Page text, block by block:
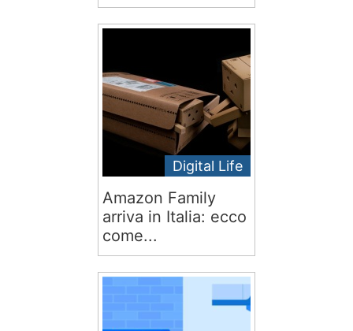
Digital Life
Amazon Family
arriva in Italia: ecco
come...